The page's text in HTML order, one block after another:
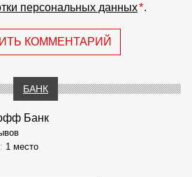
персональных данных*.
КОММЕНТАРИЙ
БАНК
Банк
1 место